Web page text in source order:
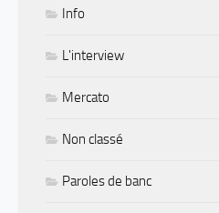
Info
L'interview
Mercato
Non classé
Paroles de banc